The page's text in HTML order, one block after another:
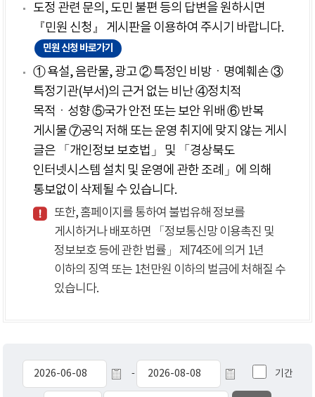
도정 관련 문의, 도민 불편 등의 답변을 원하시면
『민원 신청』 게시판을 이용하여 주시기 바랍니다.
민원 신청 바로가기
① 욕설, 음란물, 광고 ② 특정인 비방ㆍ명예훼손 ③
특정기관(부서)의 근거 없는 비난 ④정치적
목적ㆍ성향 ⑤국가 안전 또는 보안 위배 ⑥ 반복
게시물 ⑦공익 저해 또는 운영 취지에 맞지 않는 게시
글은 「개인정보 보호법」 및 「경상북도
인터넷시스템 설치 및 운영에 관한 조례」에 의해
통보없이 삭제될 수 있습니다.
또한, 홈페이지를 통하여 불법유해 정보를
게시하거나 배포하면 「정보통신망 이용촉진 및
정보보호 등에 관한 법률」 제74조에 의거 1년
이하의 징역 또는 1천만원 이하의 벌금에 처해질 수
있습니다.
- 기간